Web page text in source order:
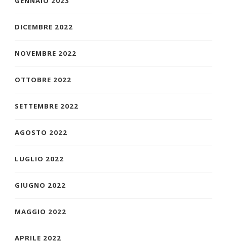
DICEMBRE 2022
NOVEMBRE 2022
OTTOBRE 2022
SETTEMBRE 2022
AGOSTO 2022
LUGLIO 2022
GIUGNO 2022
MAGGIO 2022
APRILE 2022